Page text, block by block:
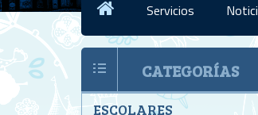
Servicios
CATEGORÍAS
ESCOLARES